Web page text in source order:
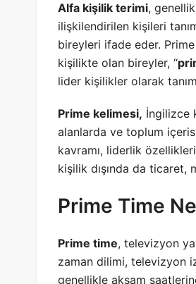
Alfa kişilik terimi,
ilişkilendirilen kişileri
bireyleri ifade eder.
kişilikte olan bireyler, “
lider kişilikler olarak
Prime kelimesi, İngilizce
alanlarda ve toplum
kavramı, liderlik
kişilik dışında da ticaret,
Prime Time
Prime time, televizyon
zaman dilimi, televizyon
genellikle akşam